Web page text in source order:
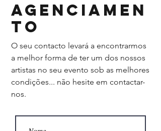
AGENCIAMEN
TO
O seu contacto levará a encontrarmos
a melhor forma de ter um dos nossos
artistas no seu evento sob as melhores
condições... não hesite em contactar-
nos.